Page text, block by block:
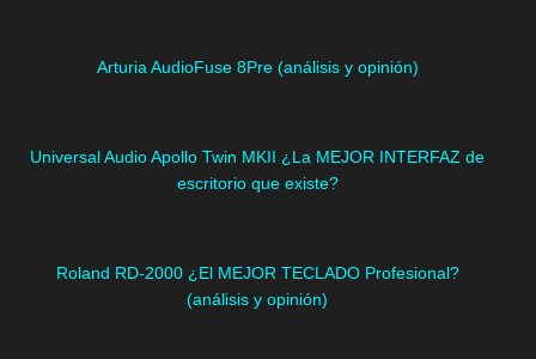
Arturia AudioFuse 8Pre (análisis y opinión)
Universal Audio Apollo Twin MKII ¿La MEJOR INTERFAZ de
escritorio que existe?
Roland RD-2000 ¿El MEJOR TECLADO Profesional?
(análisis y opinión)